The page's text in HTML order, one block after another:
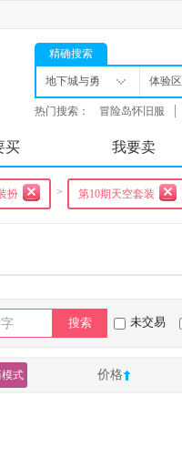
精确搜索
地下城与勇
士
体验区
热门搜索： 冒险岛怀旧服
买 我要卖
扮 > 第10期天空套装
搜索 未交易
式 价格